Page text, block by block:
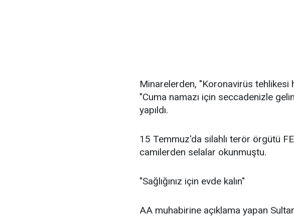
Minarelerden, "Koronavirüs tehlikesi
"Cuma namazı için seccadenizle
yapıldı.
15 Temmuz'da silahlı terör örgütü
camilerden selalar okunmuştu.
"Sağlığınız için evde kalın"
AA muhabirine açıklama yapan